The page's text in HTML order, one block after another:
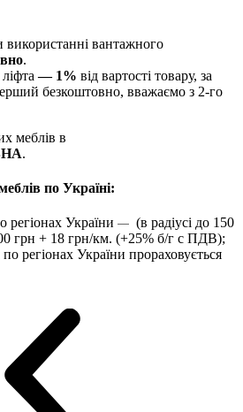
вантажного
.
— 1% від вартості товару, за
безкоштовно, вважаємо з 2-го
меблів в
.
по Україні:
регіонах України — (в радіусі до 150
грн + 18 грн/км. (+25% б/г с ПДВ);
регіонах України прораховується